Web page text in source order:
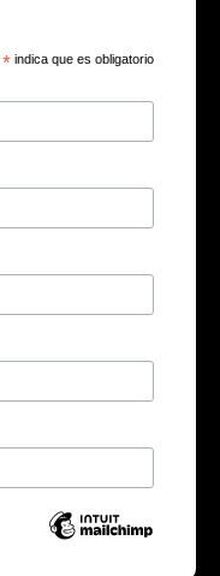
* indica que es obligatorio